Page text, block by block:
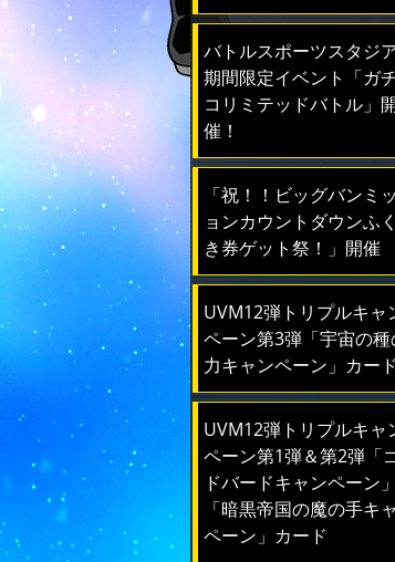
バトルスポーツスタジ
期間限定イベント「ガ
コリミテッドバトル」
催！
「祝！！ビッグバンミ
ョンカウントダウンふ
き券ゲット祭！」開催
UVM12弾トリプルキャ
ペーン第3弾「宇宙の種
力キャンペーン」カード
UVM12弾トリプルキャ
ペーン第1弾＆第2弾「
ドバードキャンペーン
「暗黒帝国の魔の手キ
ペーン」カード